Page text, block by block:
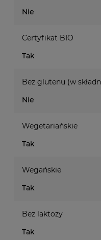
Nie
Certyfikat BIO
Tak
Bez glutenu (w
Nie
Wegetariańskie
Tak
Wegańskie
Tak
Bez laktozy
Tak